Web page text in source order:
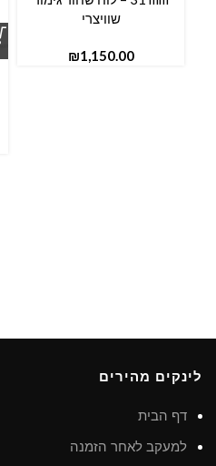
שוויצרי
₪
לינקים מהירים
דף הבית
למעקב לאחר הזמנה